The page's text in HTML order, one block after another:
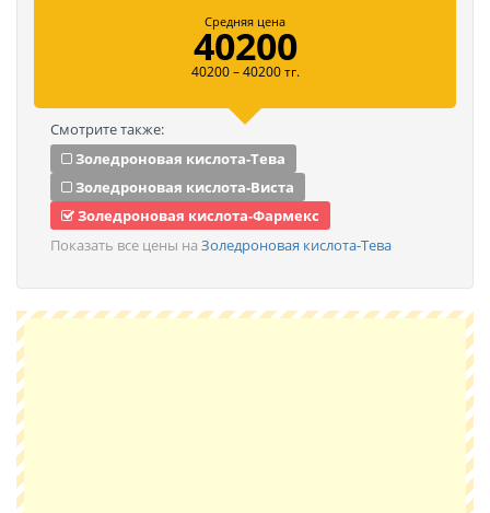
Средняя цена
40200
40200 – 40200 тг.
Смотрите также:
Золедроновая кислота-Тева
Золедроновая кислота-Виста
Золедроновая кислота-Фармекс
Показать все цены на Золедроновая кислота-Тева